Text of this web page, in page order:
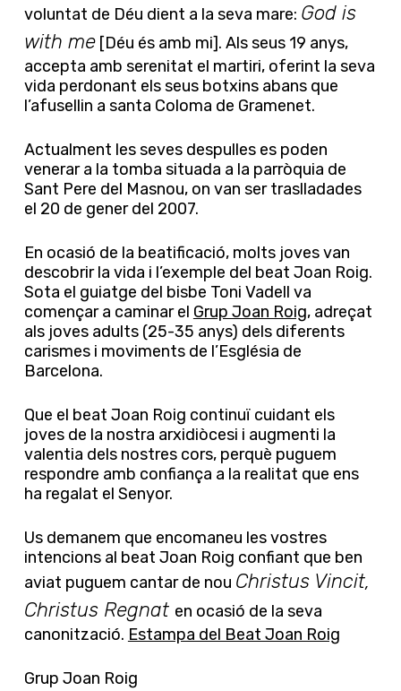
voluntat de Déu dient a la seva mare: God is
with me[Déu és amb mi]. Als seus 19 anys,
accepta amb serenitat el martiri, oferint la seva
vida perdonant els seus botxins abans que
l’afusellin a santa Coloma de Gramenet.
Actualment les seves despulles es poden
venerar a la tomba situada a la parròquia de
Sant Pere del Masnou, on van ser traslladades
el 20 de gener del 2007.
En ocasió de la beatificació, molts joves van
descobrir la vida i l’exemple del beat Joan Roig.
Sota el guiatge del bisbe Toni Vadell va
començar a caminar el Grup Joan Roig, adreçat
als joves adults (25-35 anys) dels diferents
carismes i moviments de l’Església de
Barcelona.
Que el beat Joan Roig continuï cuidant els
joves de la nostra arxidiòcesi i augmenti la
valentia dels nostres cors, perquè puguem
respondre amb confiança a la realitat que ens
ha regalat el Senyor.
Us demanem que encomaneu les vostres
intencions al beat Joan Roig confiant que ben
aviat puguem cantar de nou Christus Vincit,
Christus Regnat en ocasió de la seva
canonització. Estampa del Beat Joan Roig
Grup Joan Roig